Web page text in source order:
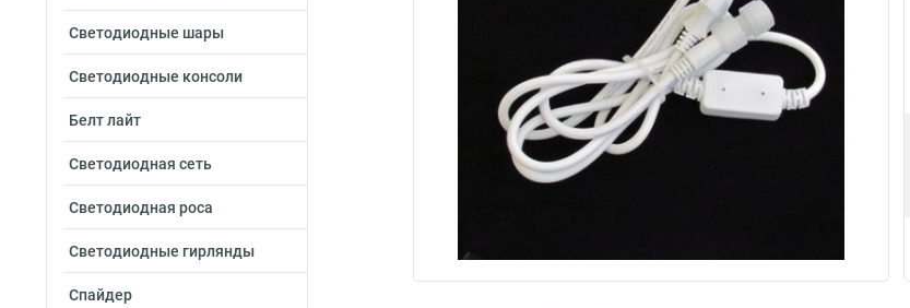
Светодиодные шары
Светодиодные консоли
Белт лайт
Светодиодная сеть
Светодиодная роса
Светодиодные гирлянды
Спайдер